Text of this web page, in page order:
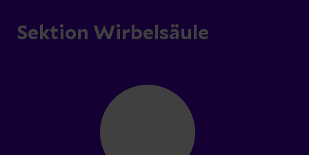
Sektion Wirbelsäule